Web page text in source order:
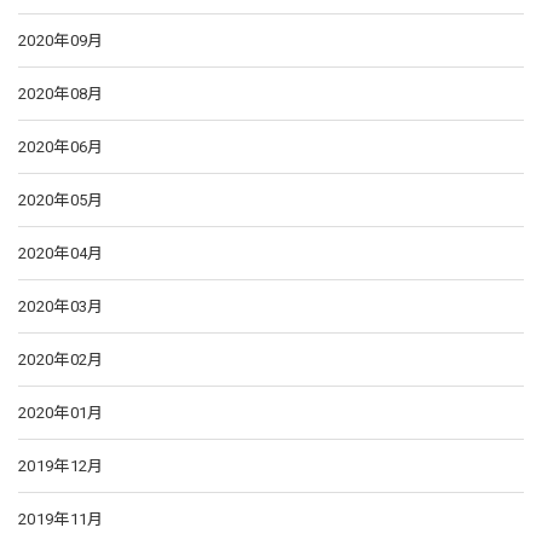
2020年09月
2020年08月
2020年06月
2020年05月
2020年04月
2020年03月
2020年02月
2020年01月
2019年12月
2019年11月